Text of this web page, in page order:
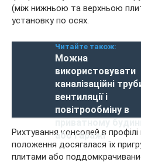
(між нижньою та верхньою
установку по осях.
Читайте також:
Можна
використовувати
каналізаційні
вентиляції і
повітрообміну в
або гаражі
Рихтування консолей в профілі
положення досягалася їх
плитами або